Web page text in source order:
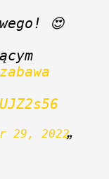
😍
29, 2022